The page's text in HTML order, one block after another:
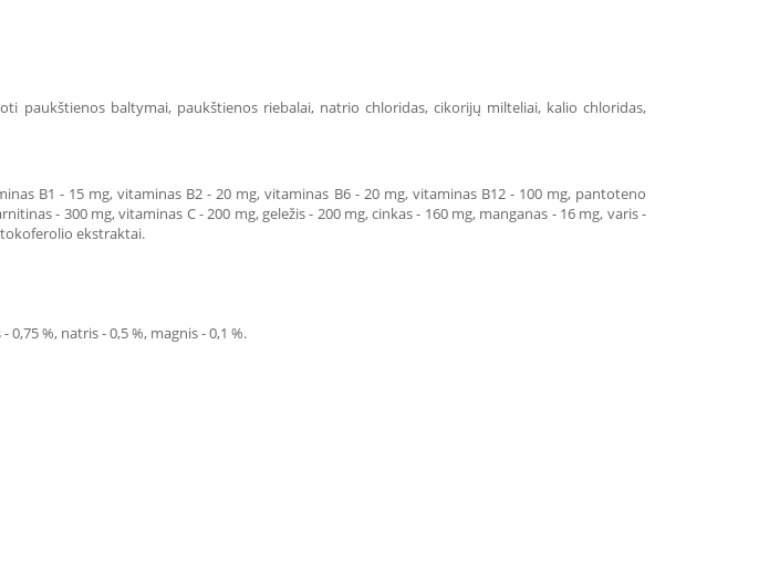
paukštienos baltymai, paukštienos riebalai, natrio chloridas, cikorijų milteliai, kalio chloridas,
B1 - 15 mg, vitaminas B2 - 20 mg, vitaminas B6 - 20 mg, vitaminas B12 - 100 mg, pantoteno
- 300 mg, vitaminas C - 200 mg, geležis - 200 mg, cinkas - 160 mg, manganas - 16 mg, varis -
tokoferolio ekstraktai.
0,75 %, natris - 0,5 %, magnis - 0,1 %.